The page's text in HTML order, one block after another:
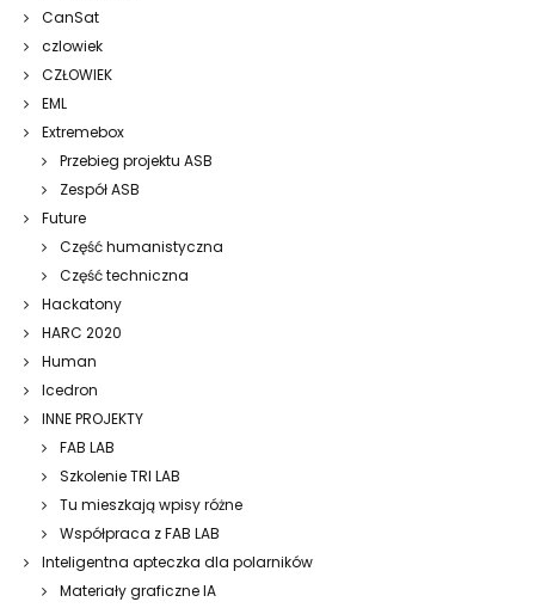
CanSat
czlowiek
CZŁOWIEK
EML
Extremebox
Przebieg projektu ASB
Zespół ASB
Future
Część humanistyczna
Część techniczna
Hackatony
HARC 2020
Human
Icedron
INNE PROJEKTY
FAB LAB
Szkolenie TRI LAB
Tu mieszkają wpisy różne
Współpraca z FAB LAB
Inteligentna apteczka dla polarników
Materiały graficzne IA